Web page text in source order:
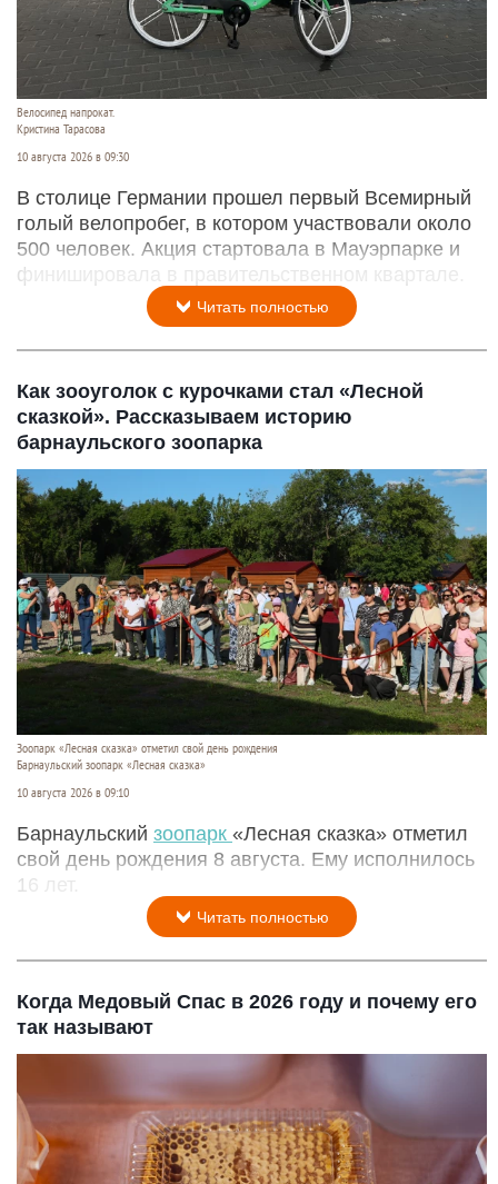
Велосипед напрокат.
Кристина Тарасова
10 августа 2026 в 09:30
В столице Германии прошел первый Всемирный
голый велопробег, в котором участвовали около
500 человек. Акция стартовала в Мауэрпарке и
финишировала в правительственном квартале.
Читать полностью
Как зооуголок с курочками стал «Лесной
сказкой». Рассказываем историю
барнаульского зоопарка
Зоопарк «Лесная сказка» отметил свой день рождения
Барнаульский зоопарк «Лесная сказка»
10 августа 2026 в 09:10
Барнаульский зоопарк «Лесная сказка» отметил
свой день рождения 8 августа. Ему исполнилось
16 лет.
Читать полностью
Когда Медовый Спас в 2026 году и почему его
так называют